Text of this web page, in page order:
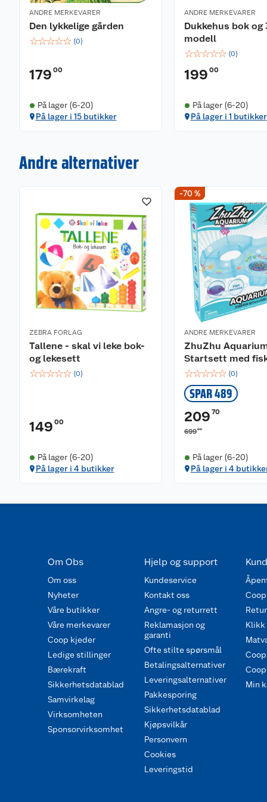
ANDRE MERKEVARER
Den lykkelige gården
☆☆☆☆☆ (0)
179 00
På lager (6-20)
På lager i 15 butikker
ANDRE MERKEVARER
Dukkehus bok og
modell
☆☆☆☆☆ (0)
199 00
På lager (6-20)
På lager i 1 butikker
Andre alternativer
ZEBRA FORLAG
Tallene - skal vi leke bok-
og lekesett
☆☆☆☆☆ (0)
149 00
På lager (6-20)
På lager i 4 butikker
-70 %
ANDRE MERKEVARER
ZhuZhu
Startsett med
☆☆☆☆☆ (0)
SPAR 489
209 70
69900
På lager (6-20)
På lager i 4
Om Obs
Om oss
Nyheter
Våre butikker
Våre merkevarer
Coop kjeder
Ledige stillinger
Bærekraft
Sikkerhetsdatablad
Samvirkelag
Virksomheten
Sponsorvirksomhet
Hjelp og support
Kundeservice
Kontakt oss
Angre- og returrett
Reklamasjon og
garanti
Ofte stilte spørsmål
Betalingsalternativer
Leveringsalternativer
Pakkesporing
Sikkerhetsdatablad
Kjøpsvilkår
Personvern
Cookies
Leveringstid
Klikk
Min